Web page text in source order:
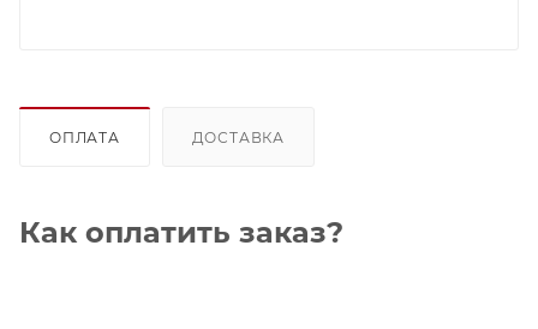
ОПЛАТА ДОСТАВКА
Как оплатить заказ?